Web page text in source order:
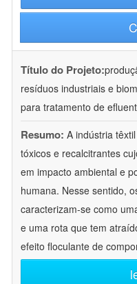
Título do Projeto:
resíduos industriais e
para tratamento de
Resumo: A indústria
tóxicos e recalcitrantes
em impacto ambiental e
humana. Nesse sentido,
caracterizam-se como
e uma rota que tem
efeito floculante de